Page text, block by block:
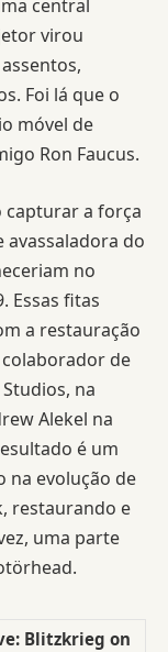
central
virou
Foi lá que o
móvel de
Ron Faucus.
capturar a força
avassaladora do
no
Essas fitas
a restauração
de
na
Alekel na
é um
na evolução de
restaurando e
uma parte
Blitzkrieg on